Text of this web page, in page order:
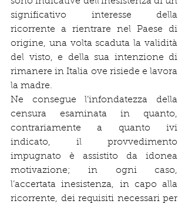
significativo interesse della
ricorrente a rientrare nel Paese di
origine, una volta scaduta la validità
del visto, e della sua intenzione di
rimanere in Italia ove risiede e lavora
la madre.
Ne consegue l’infondatezza della
censura esaminata in quanto,
contrariamente a quanto ivi
indicato, il provvedimento
impugnato è assistito da idonea
motivazione; in ogni caso,
l’accertata inesistenza, in capo alla
ricorrente, dei requisiti necessari per